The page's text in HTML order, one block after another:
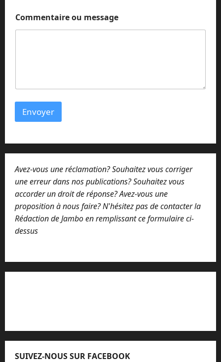
Commentaire ou message
Envoyer
Avez-vous une réclamation? Souhaitez vous corriger
une erreur dans nos publications? Souhaitez vous
accorder un droit de réponse? Avez-vous une
proposition à nous faire? N'hésitez pas de contacter la
Rédaction de Jambo en remplissant ce formulaire ci-
dessus
SUIVEZ-NOUS SUR FACEBOOK